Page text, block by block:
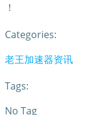
！
Categories:
老王加速器资讯
Tags:
No Tag